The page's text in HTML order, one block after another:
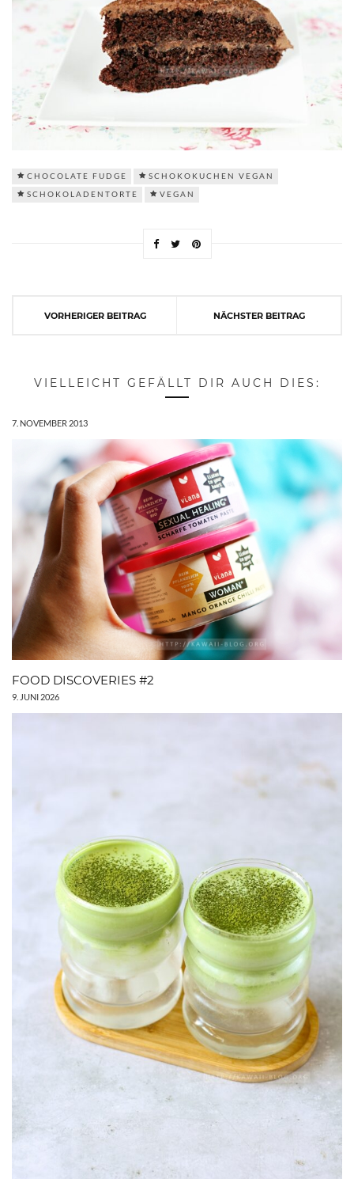
CHOCOLATE FUDGE SCHOKOKUCHEN VEGAN
SCHOKOLADENTORTE VEGAN
VORHERIGER BEITRAG NÄCHSTER BEITRAG
VIELLEICHT GEFÄLLT DIR AUCH DIES:
7. NOVEMBER 2013
FOOD DISCOVERIES #2
9. JUNI 2026